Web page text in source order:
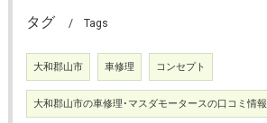
タグ Tags
大和郡山市 車修理 コンセプト
大和郡山市の車修理･マスダモータースの口コミ情報